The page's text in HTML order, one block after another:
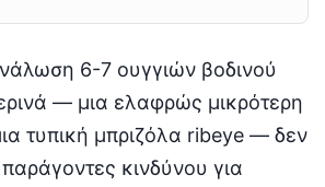
6-7 ουγγιών βοδινού
— μια ελαφρώς μικρότερη
τυπική μπριζόλα ribeye — δεν
κινδύνου για